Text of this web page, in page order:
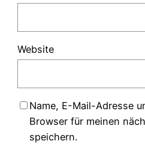
Website
Name, E-Mail-Adresse
Browser für meinen
speichern.